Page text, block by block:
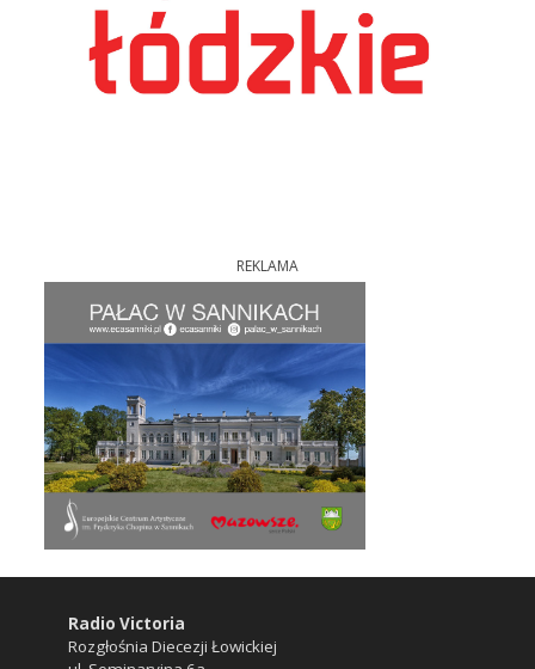
REKLAMA
Radio Victoria
Rozgłośnia Diecezji Łowickiej